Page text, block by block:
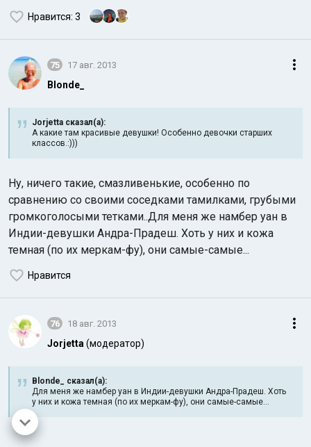
Нравится: 3
75 17 авг. 2013
Blonde_
Jorjetta сказал(а):
А какие там красивые девушки! Особенно девочки старших
классов.:)))
Ну, ничего такие, смазливенькие, особенно по
сравнению со своими соседками тамилками, грубыми
громкоголосыми тетками..Для меня же намбер уан в
Индии-девушки Андра-Прадеш. Хоть у них и кожа
темная (по их меркам-фу), они самые-самые...
Нравится
76 18 авг. 2013
Jorjetta (модератор)
Blonde_ сказал(а):
Для меня же намбер уан в Индии-девушки Андра-Прадеш. Хоть
у них и кожа темная (по их меркам-фу), они самые-самые...